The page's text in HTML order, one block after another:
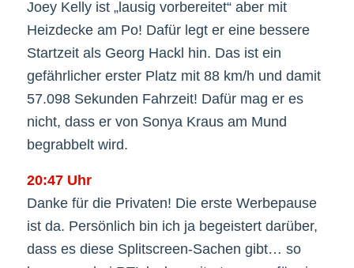
Joey Kelly ist „lausig vorbereitet“ aber mit
Heizdecke am Po! Dafür legt er eine bessere
Startzeit als Georg Hackl hin. Das ist ein
gefährlicher erster Platz mit 88 km/h und damit
57.098 Sekunden Fahrzeit! Dafür mag er es
nicht, dass er von Sonya Kraus am Mund
begrabbelt wird.
20:47 Uhr
Danke für die Privaten! Die erste Werbepause
ist da. Persönlich bin ich ja begeistert darüber,
dass es diese Splitscreen-Sachen gibt… so